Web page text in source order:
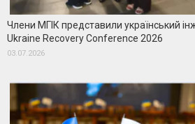
Члени МГІК представили український
Ukraine Recovery Conference 2026
03.07.2026